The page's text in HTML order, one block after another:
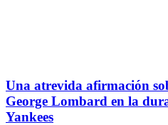
Una atrevida afirmación
George Lombard en la
Yankees